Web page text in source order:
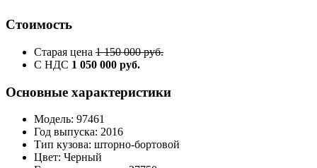
Стоимость
Старая цена 1 150 000 руб.
С НДС 1 050 000 руб.
Основные характеристики
Модель: 97461
Год выпуска: 2016
Тип кузова: шторно-бортовой
Цвет: Черный